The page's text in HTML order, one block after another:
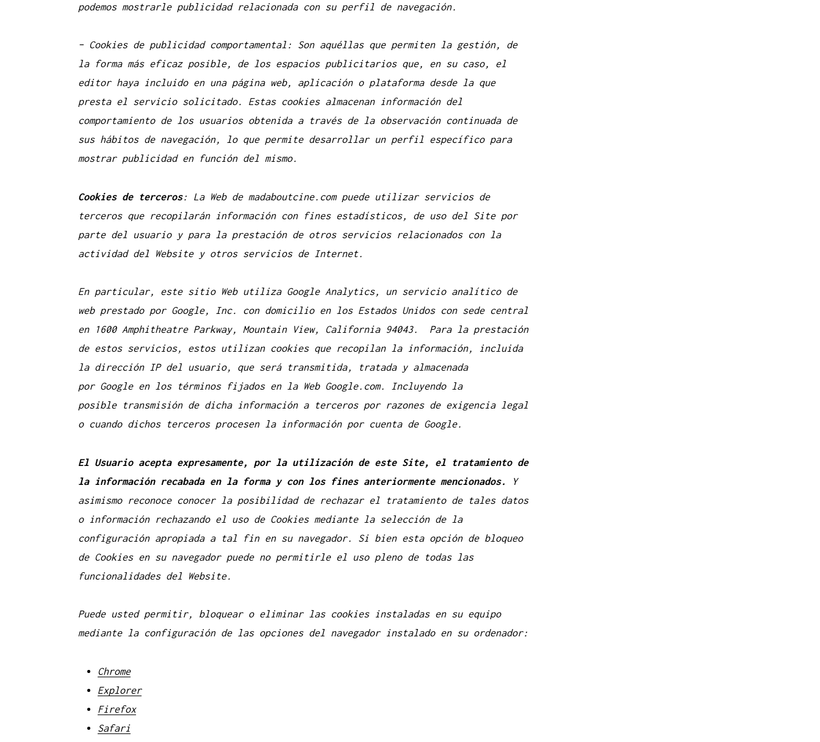
podemos mostrarle publicidad relacionada con su perfil de navegación.
– Cookies de publicidad comportamental: Son aquéllas que permiten la gestión, de
la forma más eficaz posible, de los espacios publicitarios que, en su caso, el
editor haya incluido en una página web, aplicación o plataforma desde la que
presta el servicio solicitado. Estas cookies almacenan información del
comportamiento de los usuarios obtenida a través de la observación continuada de
sus hábitos de navegación, lo que permite desarrollar un perfil específico para
mostrar publicidad en función del mismo.
Cookies de terceros: La Web de madaboutcine.com puede utilizar servicios de
terceros que recopilarán información con fines estadísticos, de uso del Site por
parte del usuario y para la prestación de otros servicios relacionados con la
actividad del Website y otros servicios de Internet.
En particular, este sitio Web utiliza Google Analytics, un servicio analítico de
web prestado por Google, Inc. con domicilio en los Estados Unidos con sede central
en 1600 Amphitheatre Parkway, Mountain View, California 94043. Para la prestación
de estos servicios, estos utilizan cookies que recopilan la información, incluida
la dirección IP del usuario, que será transmitida, tratada y almacenada
por Google en los términos fijados en la Web Google.com. Incluyendo la
posible transmisión de dicha información a terceros por razones de exigencia legal
o cuando dichos terceros procesen la información por cuenta de Google.
El Usuario acepta expresamente, por la utilización de este Site, el tratamiento de
la información recabada en la forma y con los fines anteriormente mencionados.
Y
asimismo reconoce conocer la posibilidad de rechazar el tratamiento de tales datos
o información rechazando el uso de Cookies mediante la selección de la
configuración apropiada a tal fin en su navegador. Si bien esta opción de bloqueo
de Cookies en su navegador puede no permitirle el uso pleno de todas las
funcionalidades del Website.
Puede usted permitir, bloquear o eliminar las cookies instaladas en su equipo
mediante la configuración de las opciones del navegador instalado en su ordenador:
Chrome
Explorer
Firefox
Safari